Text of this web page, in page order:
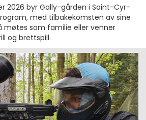
2026 byr Gally-gården i Saint-Cyr-
med tilbakekomsten av sine
møtes som familie eller venner
og brettspill.